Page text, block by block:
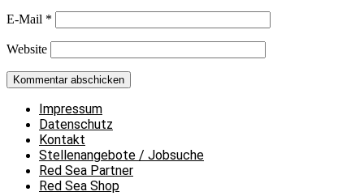
E-Mail *
Website
Impressum
Datenschutz
Kontakt
Stellenangebote / Jobsuche
Red Sea Partner
Red Sea Shop